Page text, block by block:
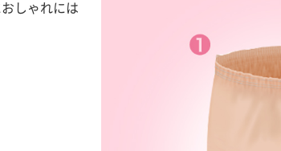
しゃれには